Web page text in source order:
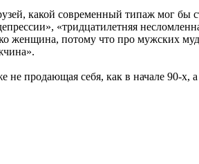
какой современный типаж мог
«тридцатилетняя
женщина, потому что про мужских
себя, как в начале 90-х,